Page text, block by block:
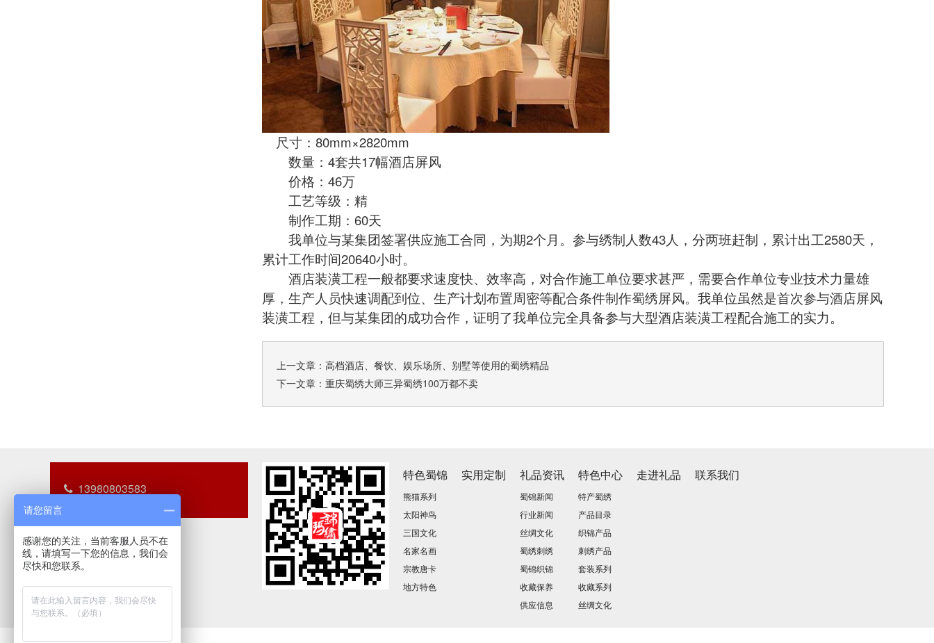
尺寸：80mm×2820mm
数量：4套共17幅酒店屏风
价格：46万
工艺等级：精
制作工期：60天
我单位与某集团签署供应施工合同，为期2个月。参与绣制人数43人，分两班赶制，累计出工2580天，
累计工作时间20640小时。
酒店装潢工程一般都要求速度快、效率高，对合作施工单位要求甚严，需要合作单位专业技术力量雄
厚，生产人员快速调配到位、生产计划布置周密等配合条件制作蜀绣屏风。我单位虽然是首次参与酒店屏风
装潢工程，但与某集团的成功合作，证明了我单位完全具备参与大型酒店装潢工程配合施工的实力。
上一文章： 高档酒店、餐饮、娱乐场所、别墅等使用的蜀绣精品
下一文章： 重庆蜀绣大师三异蜀绣100万都不卖
13980803583
特色蜀锦
熊猫系列
太阳神鸟
三国文化
名家名画
宗教唐卡
地方特色
实用定制 礼品资讯
蜀锦新闻
行业新闻
丝绸文化
蜀绣刺绣
蜀锦织锦
收藏保养
供应信息
特色中心
特产蜀绣
产品目录
织锦产品
刺绣产品
套装系列
收藏系列
丝绸文化
走进礼品 联系我们
请您留言
感谢您的关注，当前客服人员不在
线，请填写一下您的信息，我们会
尽快和您联系。